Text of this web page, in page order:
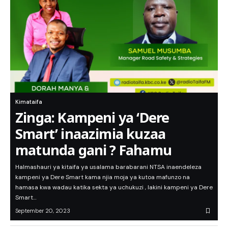
Kimataifa
Zinga: Kampeni ya ‘Dere
Smart’ inaazimia kuzaa
matunda gani ? Fahamu
Halmashauri ya kitaifa ya usalama barabarani NTSA inaendeleza
kampeni ya Dere Smart kama njia moja ya kutoa mafunzo na
hamasa kwa wadau katika sekta ya uchukuzi , lakini kampeni ya Dere
Smart…
September 20, 2023